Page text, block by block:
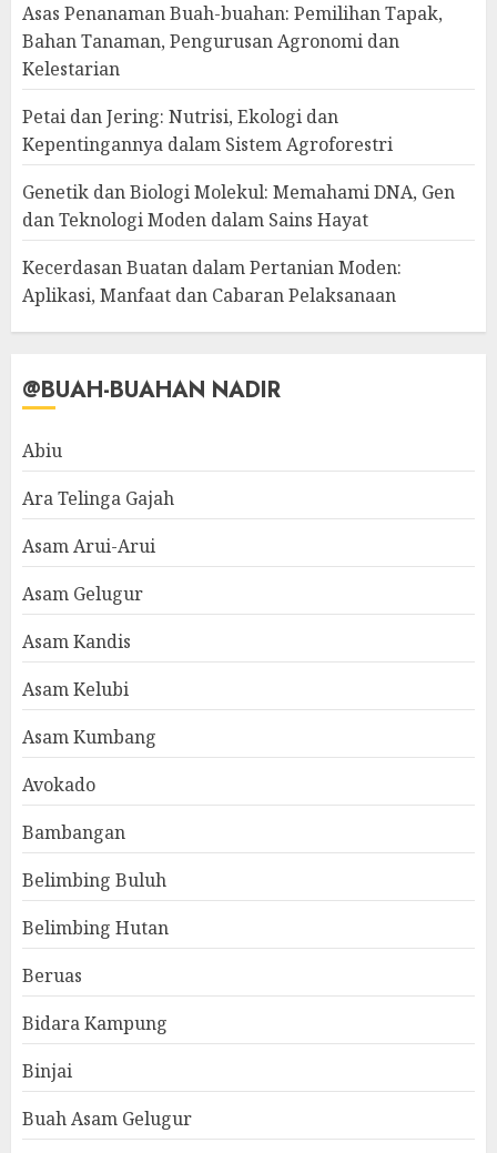
Asas Penanaman Buah-buahan: Pemilihan Tapak,
Bahan Tanaman, Pengurusan Agronomi dan
Kelestarian
Petai dan Jering: Nutrisi, Ekologi dan
Kepentingannya dalam Sistem Agroforestri
Genetik dan Biologi Molekul: Memahami DNA, Gen
dan Teknologi Moden dalam Sains Hayat
Kecerdasan Buatan dalam Pertanian Moden:
Aplikasi, Manfaat dan Cabaran Pelaksanaan
@BUAH-BUAHAN NADIR
Abiu
Ara Telinga Gajah
Asam Arui-Arui
Asam Gelugur
Asam Kandis
Asam Kelubi
Asam Kumbang
Avokado
Bambangan
Belimbing Buluh
Belimbing Hutan
Beruas
Bidara Kampung
Binjai
Buah Asam Gelugur